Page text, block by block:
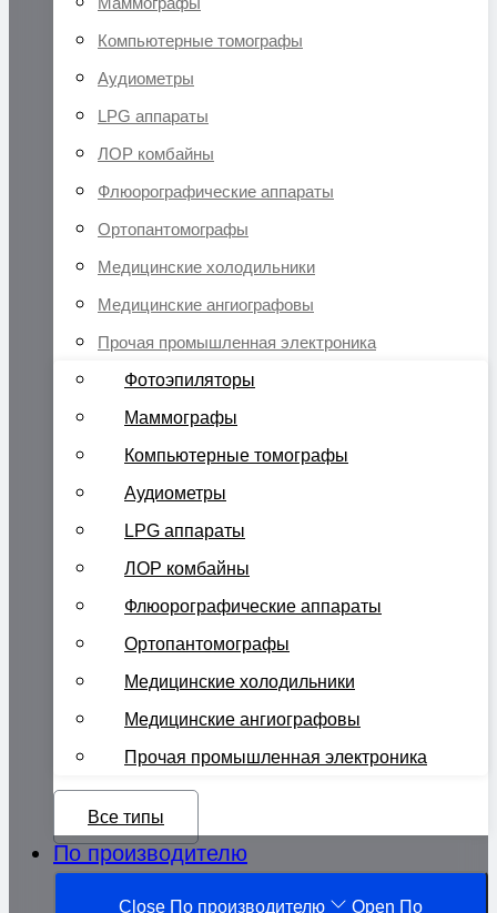
Компьютерные томографы
Аудиометры
LPG аппараты
ЛОР комбайны
Флюорографические аппараты
Ортопантомографы
Медицинские холодильники
Медицинские ангиографовы
Прочая промышленная электроника
Фотоэпиляторы
Маммографы
Компьютерные томографы
Аудиометры
LPG аппараты
ЛОР комбайны
Флюорографические аппараты
Ортопантомографы
Медицинские холодильники
Медицинские ангиографовы
Прочая промышленная электроника
Все типы
По производителю
Close По производителю
Open По